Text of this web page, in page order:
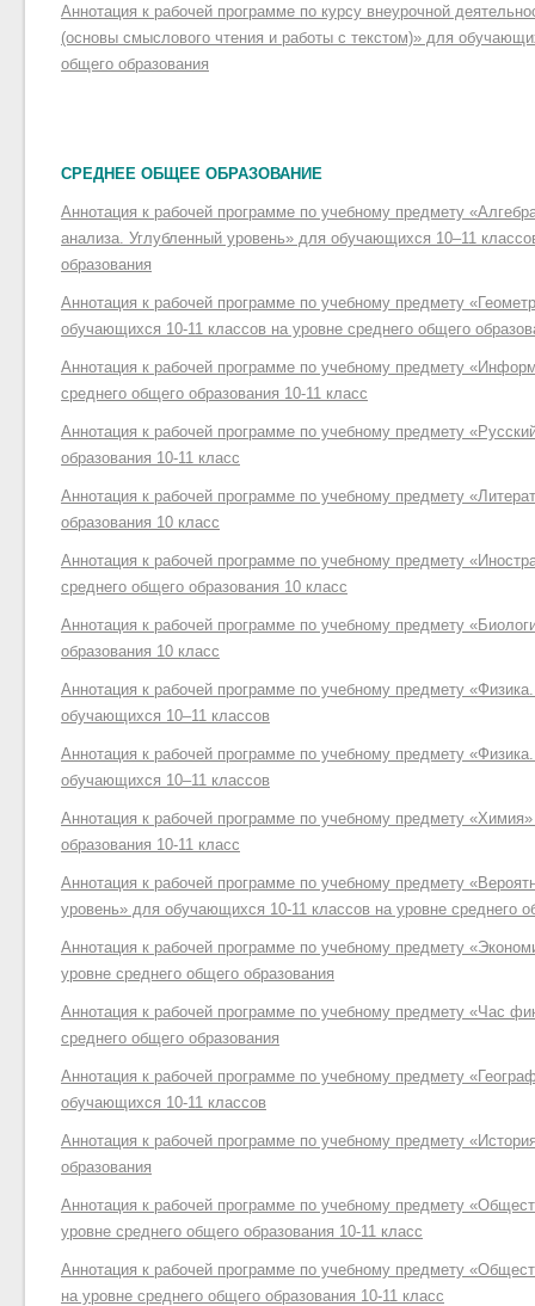
Аннотация к рабочей программе по курсу внеурочной
(основы смыслового чтения и работы с текстом)» для
общего образования
СРЕДНЕЕ ОБЩЕЕ ОБРАЗОВАНИЕ
Аннотация к рабочей программе по учебному предмету
анализа. Углубленный уровень» для обучающихся 10–11
образования
Аннотация к рабочей программе по учебному предмету
обучающихся 10-11 классов на уровне среднего общего
Аннотация к рабочей программе по учебному предмету
среднего общего образования 10-11 класс
Аннотация к рабочей программе по учебному предмету
образования 10-11 класс
Аннотация к рабочей программе по учебному предмету
образования 10 класс
Аннотация к рабочей программе по учебному предмету
среднего общего образования 10 класс
Аннотация к рабочей программе по учебному предмету
образования 10 класс
Аннотация к рабочей программе по учебному предмету
обучающихся 10–11 классов
Аннотация к рабочей программе по учебному предмету
обучающихся 10–11 классов
Аннотация к рабочей программе по учебному предмету
образования 10-11 класс
Аннотация к рабочей программе по учебному предмету
уровень» для обучающихся 10-11 классов на уровне среднего
Аннотация к рабочей программе по учебному предмету
уровне среднего общего образования
Аннотация к рабочей программе по учебному предмету «Час
среднего общего образования
Аннотация к рабочей программе по учебному предмету
обучающихся 10-11 классов
Аннотация к рабочей программе по учебному предмету
образования
Аннотация к рабочей программе по учебному предмету
уровне среднего общего образования 10-11 класс
Аннотация к рабочей программе по учебному предмету
на уровне среднего общего образования 10-11 класс